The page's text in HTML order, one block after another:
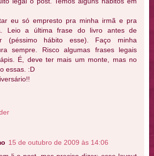
eu só empresto pra minha irmã e pra
Leio a última frase do livro antes de
(péssimo hábito esse). Faço minha
sempre. Risco algumas frases legais
É, deve ter mais um monte, mas no
essas. :D
15 de outubro de 2009 às 14:06